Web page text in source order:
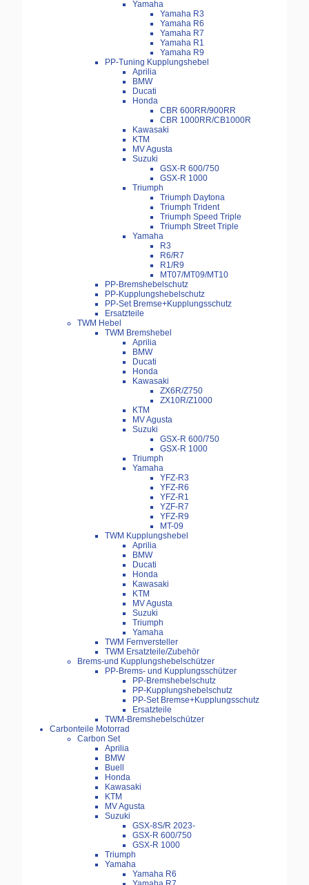
Yamaha
Yamaha R3
Yamaha R6
Yamaha R7
Yamaha R1
Yamaha R9
PP-Tuning Kupplungshebel
Aprilia
BMW
Ducati
Honda
CBR 600RR/900RR
CBR 1000RR/CB1000R
Kawasaki
KTM
MV Agusta
Suzuki
GSX-R 600/750
GSX-R 1000
Triumph
Triumph Daytona
Triumph Trident
Triumph Speed Triple
Triumph Street Triple
Yamaha
R3
R6/R7
R1/R9
MT07/MT09/MT10
PP-Bremshebelschutz
PP-Kupplungshebelschutz
PP-Set Bremse+Kupplungsschutz
Ersatzteile
TWM Hebel
TWM Bremshebel
Aprilia
BMW
Ducati
Honda
Kawasaki
ZX6R/Z750
ZX10R/Z1000
KTM
MV Agusta
Suzuki
GSX-R 600/750
GSX-R 1000
Triumph
Yamaha
YFZ-R3
YFZ-R6
YFZ-R1
YZF-R7
YFZ-R9
MT-09
TWM Kupplungshebel
Aprilia
BMW
Ducati
Honda
Kawasaki
KTM
MV Agusta
Suzuki
Triumph
Yamaha
TWM Fernversteller
TWM Ersatzteile/Zubehör
Brems-und Kupplungshebelschützer
PP-Brems- und Kupplungsschützer
PP-Bremshebelschutz
PP-Kupplungshebelschutz
PP-Set Bremse+Kupplungsschutz
Ersatzteile
TWM-Bremshebelschützer
Carbonteile Motorrad
Carbon Set
Aprilia
BMW
Buell
Honda
Kawasaki
KTM
MV Agusta
Suzuki
GSX-8S/R 2023-
GSX-R 600/750
GSX-R 1000
Triumph
Yamaha
Yamaha R6